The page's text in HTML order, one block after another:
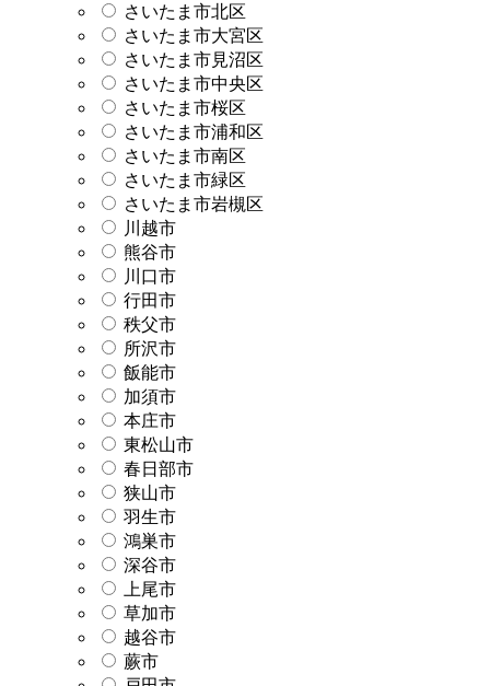
さいたま市北区
さいたま市大宮区
さいたま市見沼区
さいたま市中央区
さいたま市桜区
さいたま市浦和区
さいたま市南区
さいたま市緑区
さいたま市岩槻区
川越市
熊谷市
川口市
行田市
秩父市
所沢市
飯能市
加須市
本庄市
東松山市
春日部市
狭山市
羽生市
鴻巣市
深谷市
上尾市
草加市
越谷市
蕨市